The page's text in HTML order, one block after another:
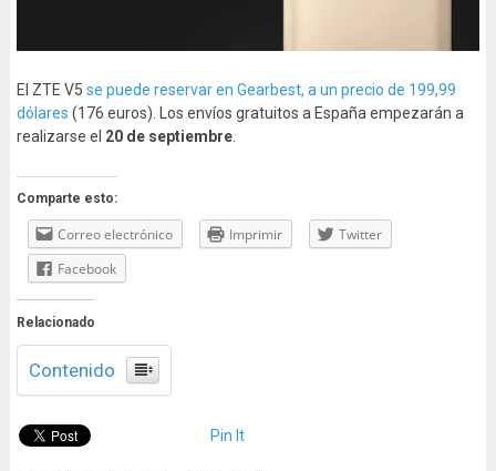
El ZTE V5 se puede reservar en Gearbest, a un precio de 199,99
dólares (176 euros). Los envíos gratuitos a España empezarán a
realizarse el 20 de septiembre.
Comparte esto:
Correo electrónico Imprimir
Twitter
Facebook
Relacionado
Contenido
Pin It